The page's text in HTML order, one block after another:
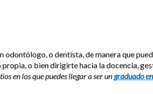
o dentista, de manera que
o bien dirigirte hacia la docencia,
en los que puedes llegar a ser ungraduado